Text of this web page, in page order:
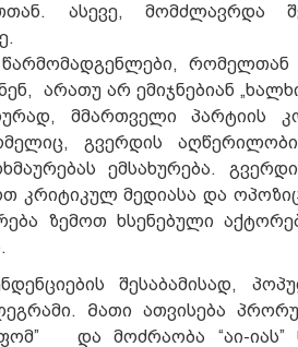
ასევე, მომძლავრდა
წარმომადგენლები,
არათუ არ ემიჯნებიან
მმართველი პარტიის
გვერდის
ემსახურება.
კრიტიკულ მედიასა და
ზემოთ ხსენებული
შესაბამისად,
Მათი ათვისება
და მოძრაობა “აი-იას”